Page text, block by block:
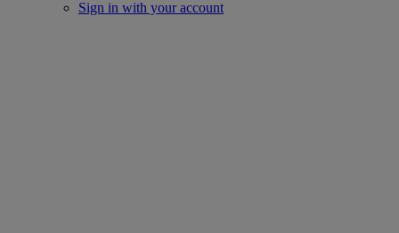
Sign in with your account